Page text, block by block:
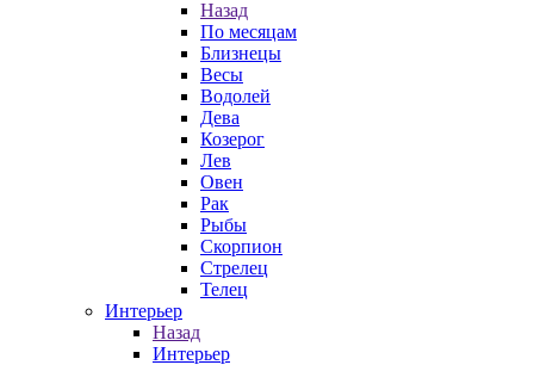
Назад
По месяцам
Близнецы
Весы
Водолей
Дева
Козерог
Лев
Овен
Рак
Рыбы
Скорпион
Стрелец
Телец
Интерьер
Назад
Интерьер